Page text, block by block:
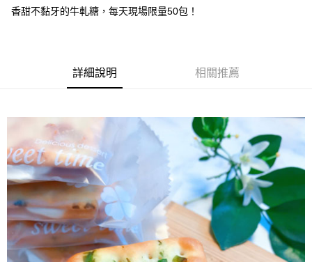
全盈+PAY
付款後全家取貨
每筆NT$60，滿NT$799(含以上)免運費
7-11取貨付款
每筆NT$60，滿NT$799(含以上)免運費
付款後7-11取貨
每筆NT$60，滿NT$799(含以上)免運費
香甜不黏牙的牛軋糖，每天現場限量50包！
詳細說明 相關推薦